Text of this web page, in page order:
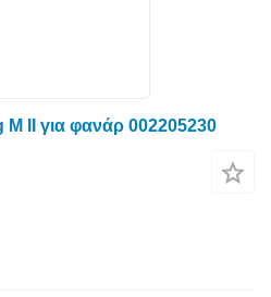
II για φανάρ 002205230